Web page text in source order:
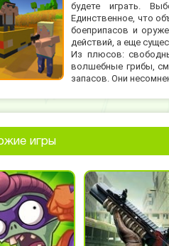
будете играть.
Единственное, что
боеприпасов и
действий, а еще
Из плюсов:
волшебные грибы,
запасов. Они
игры